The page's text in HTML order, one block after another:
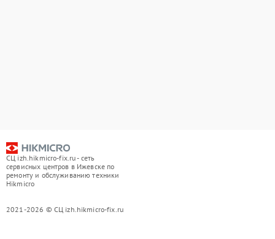
СЦ izh.hikmicro-fix.ru - сеть
сервисных центров в Ижевске по
ремонту и обслуживанию техники
Hikmicro
2021-2026 © СЦ izh.hikmicro-fix.ru